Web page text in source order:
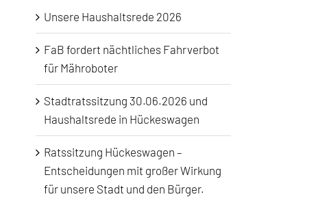
Unsere Haushaltsrede 2026
FaB fordert nächtliches Fahrverbot
für Mähroboter
Stadtratssitzung 30.06.2026 und
Haushaltsrede in Hückeswagen
Ratssitzung Hückeswagen –
Entscheidungen mit großer Wirkung
für unsere Stadt und den Bürger.